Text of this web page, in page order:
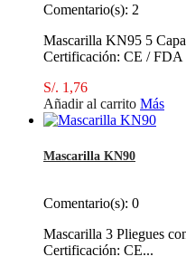
Comentario(s): 2
Mascarilla KN95 5
Certificación: CE / FDA
S/. 1,76
Añadir al carrito Más
Mascarilla KN90
Comentario(s): 0
Mascarilla 3 Pliegues
Certificación: CE...